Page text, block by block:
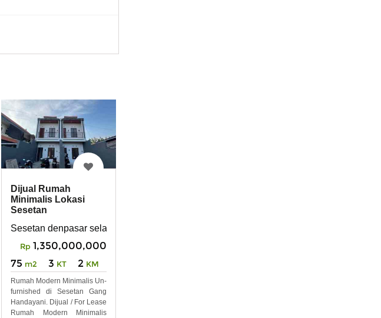
Dijual Rumah
Minimalis Lokasi
Sesetan
Sesetan denpasar selatan
Rp 1,350,000,000
75 m2 3 KT 2 KM
Rumah Modern Minimalis Un-
furnished di Sesetan Gang
Handayani. Dijual / For Lease
Rumah Modern Minimalis